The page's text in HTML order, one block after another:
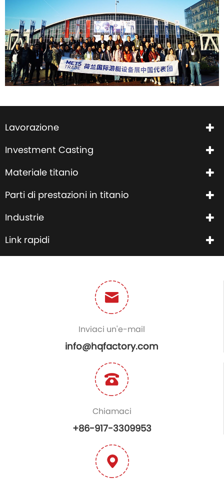
Lavorazione
Investment Casting
Materiale titanio
Parti di prestazioni in titanio
Industrie
Link rapidi
Inviaci un'e-mail
info@hqfactory.com
Chiamaci
+86-917-3309953